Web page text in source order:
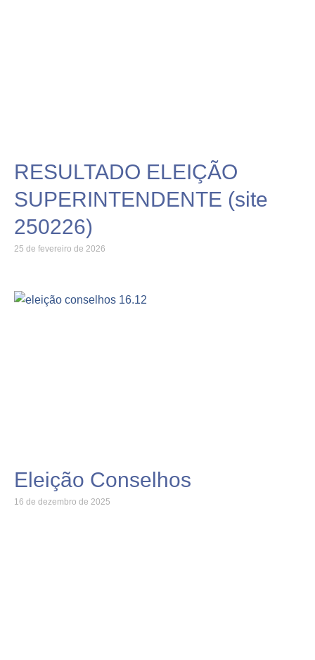
RESULTADO ELEIÇÃO
SUPERINTENDENTE (site
250226)
25 de fevereiro de 2026
Eleição Conselhos
16 de dezembro de 2025